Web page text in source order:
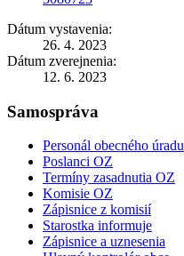
Dátum vystavenia:
26. 4. 2023
Dátum zverejnenia:
12. 6. 2023
Samospráva
Personál obecného úradu
Poslanci OZ
Termíny zasadnutia OZ
Komisie OZ
Zápisnice z komisií
Starostka informuje
Zápisnice a uznesenia